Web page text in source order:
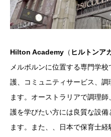
Hilton Academy （ ヒルトンア
メルボルンに位置する専門学
護、コミュニティサービス、
ます。オーストラリアで調理
護を学びたい方には良質な設
ます。また、、日本で保育士経